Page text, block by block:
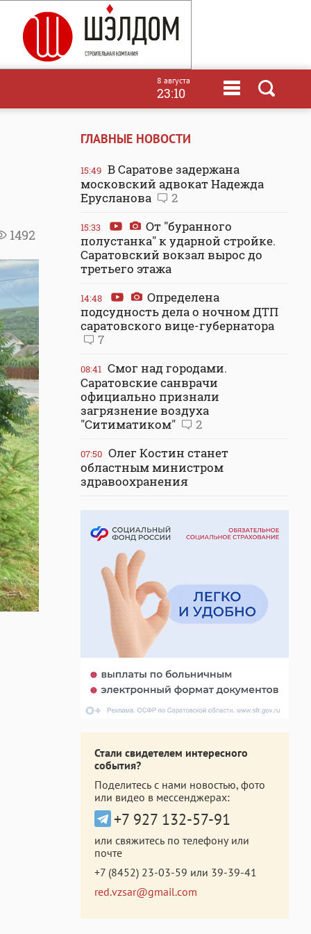
8 августа
23:10
1492
ГЛАВНЫЕ НОВОСТИ
15:49 В Саратове задержана
московский адвокат Надежда
Ерусланова
2
15:33
От "буранного
полустанка" к ударной стройке.
Саратовский вокзал вырос до
третьего этажа
14:48
Определена
подсудность дела о ночном ДТП
саратовского вице-губернатора
7
08:41 Смог над городами.
Саратовские санврачи
официально признали
загрязнение воздуха
"Ситиматиком"
2
07:50 Олег Костин станет
областным министром
здравоохранения
Стали свидетелем интересного
события?
Поделитесь с нами новостью, фото
или видео в мессенджерах:
+7 927 132-57-91
или свяжитесь по телефону или
почте
+7 (8452) 23-03-59 или 39-39-41
red.vzsar@gmail.com